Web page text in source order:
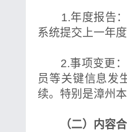
1.年度报告：
系统提交上一年
2.事项变更：
员等关键信息发
续。特别是漳州
（二）内容合